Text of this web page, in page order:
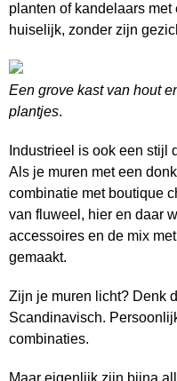
planten of kandelaars
huiselijk, zonder zijn
Een grove kast van hout
plantjes.
Industrieel is ook een stijl
Als je muren met een
combinatie met boutique
van fluweel, hier en daar
accessoires en de mix
gemaakt.
Zijn je muren licht? Denk
Scandinavisch.
combinaties.
Maar eigenlijk zijn bijna